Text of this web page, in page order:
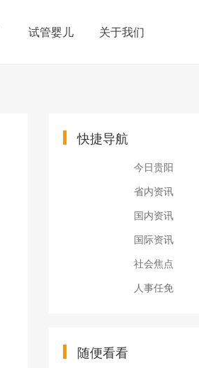
试管婴儿 关于我们
快捷导航
今日贵阳
省内资讯
国内资讯
国际资讯
社会焦点
人事任免
随便看看